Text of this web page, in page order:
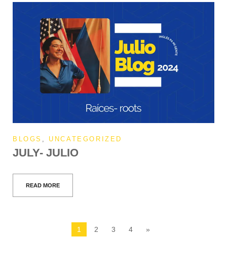
BLOGS UNCATEGORIZED
JULY- JULIO
READ MORE
1 2 3 4 »